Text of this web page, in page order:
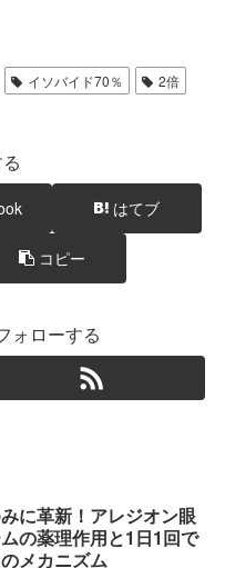
イソバイド70％
2倍
はてブ
コピー
ォローする
に革新！アレジオン眼
の薬理作用と1日1回で
メカニズム